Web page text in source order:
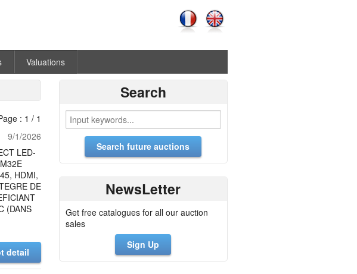
Valuations
: 1 / 1
9/1/2026
LED-
HDMI,
DE
(DANS
detail
Search
NewsLetter
Get free catalogues for all our auction
sales
Sign Up